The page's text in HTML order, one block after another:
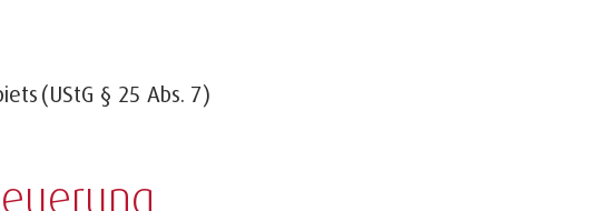
(UStG § 25 Abs. 7)